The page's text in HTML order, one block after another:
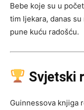
Bebe koje su u
tim ljekara, danas
pune kuću radošću.
Svjetski
Guinnessova knjiga